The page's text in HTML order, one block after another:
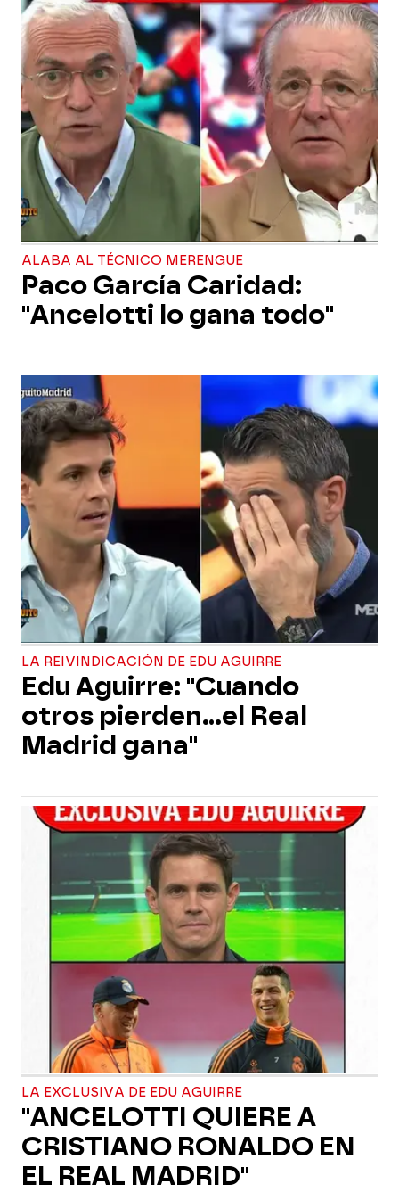
ALABA AL TÉCNICO MERENGUE
Paco García Caridad:
"Ancelotti lo gana todo"
LA REIVINDICACIÓN DE EDU AGUIRRE
Edu Aguirre: "Cuando
otros pierden...el Real
Madrid gana"
LA EXCLUSIVA DE EDU AGUIRRE
"ANCELOTTI QUIERE A
CRISTIANO RONALDO EN
EL REAL MADRID"